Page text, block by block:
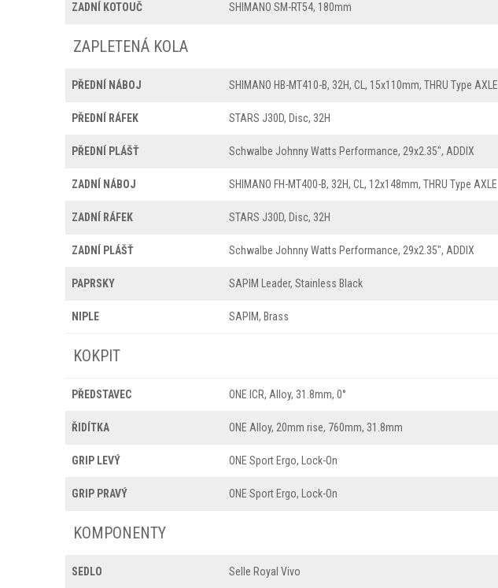
ZADNÍ KOTOUČ SHIMANO SM-RT54, 180mm
ZAPLETENÁ KOLA
PŘEDNÍ NÁBOJ SHIMANO HB-MT410-B, 32H, CL, 15x110mm, THRU Type AXLE
PŘEDNÍ RÁFEK STARS J30D, Disc, 32H
PŘEDNÍ PLÁŠŤ Schwalbe Johnny Watts Performance, 29x2.35", ADDIX
ZADNÍ NÁBOJ SHIMANO FH-MT400-B, 32H, CL, 12x148mm, THRU Type AXLE
ZADNÍ RÁFEK STARS J30D, Disc, 32H
ZADNÍ PLÁŠŤ Schwalbe Johnny Watts Performance, 29x2.35", ADDIX
PAPRSKY SAPIM Leader, Stainless Black
NIPLE SAPIM, Brass
KOKPIT
PŘEDSTAVEC ONE ICR, Alloy, 31.8mm, 0°
ŘIDÍTKA ONE Alloy, 20mm rise, 760mm, 31.8mm
GRIP LEVÝ ONE Sport Ergo, Lock-On
GRIP PRAVÝ ONE Sport Ergo, Lock-On
KOMPONENTY
SEDLO Selle Royal Vivo